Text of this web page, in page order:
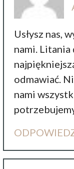
Usłysz nas,
nami. Litania
odmawiać.
nami